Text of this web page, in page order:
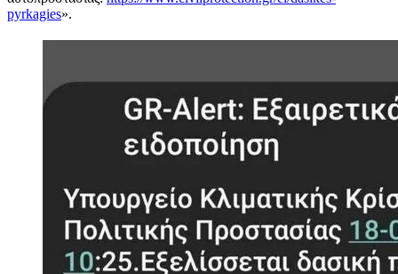
pyrkagies».